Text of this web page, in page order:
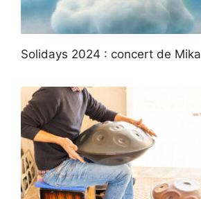
Solidays 2024 : concert de Mika